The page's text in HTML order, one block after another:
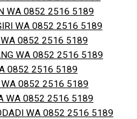
WA 0852 2516 5189
WA 0852 2516 5189
WA 0852 2516 5189
WA 0852 2516 5189
0852 2516 5189
WA 0852 2516 5189
WA 0852 2516 5189
WA 0852 2516 5189